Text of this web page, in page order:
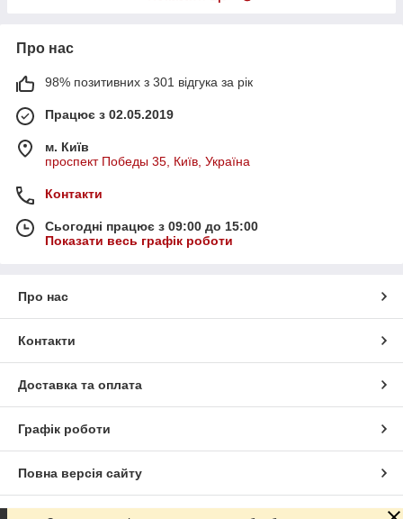
Про нас
98% позитивних з 301 відгука за рік
Працює з 02.05.2019
м. Київ
проспект Победы 35, Київ, Україна
Контакти
Сьогодні працює з 09:00 до 15:00
Показати весь графік роботи
Про нас
Контакти
Доставка та оплата
Графік роботи
Повна версія сайту